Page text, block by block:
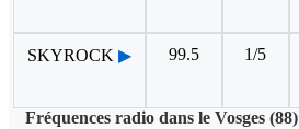
SKYROCK ▶ 99.5 1/5
Fréquences radio dans le Vosges (88)